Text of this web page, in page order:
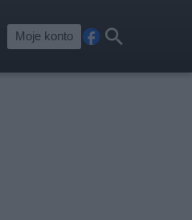
Moje konto
cebkaj